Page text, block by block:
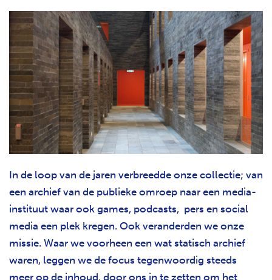
In de loop van de jaren verbreedde onze collectie; van
een archief van de publieke omroep naar een media-
instituut waar ook games, podcasts, pers en social
media een plek kregen. Ook veranderden we onze
missie. Waar we voorheen een wat statisch archief
waren, leggen we de focus tegenwoordig steeds
meer op de inhoud, door ons in te zetten om het